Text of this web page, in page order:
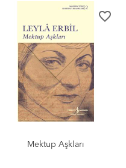
favorite_border
Mektup Aşkları